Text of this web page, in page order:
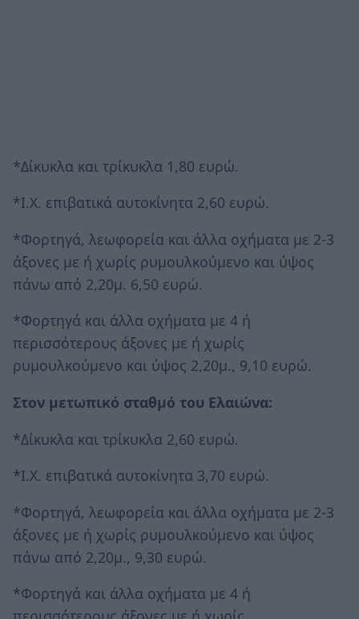
*Δίκυκλα και τρίκυκλα 1,80 ευρώ.
*Ι.Χ. επιβατικά αυτοκίνητα 2,60 ευρώ.
*Φορτηγά, λεωφορεία και άλλα οχήματα με 2-3
άξονες με ή χωρίς ρυμουλκούμενο και ύψος
πάνω από 2,20μ. 6,50 ευρώ.
*Φορτηγά και άλλα οχήματα με 4 ή
περισσότερους άξονες με ή χωρίς
ρυμουλκούμενο και ύψος 2,20μ., 9,10 ευρώ.
Στον μετωπικό σταθμό του Ελαιώνα:
*Δίκυκλα και τρίκυκλα 2,60 ευρώ.
*Ι.Χ. επιβατικά αυτοκίνητα 3,70 ευρώ.
*Φορτηγά, λεωφορεία και άλλα οχήματα με 2-3
άξονες με ή χωρίς ρυμουλκούμενο και ύψος
πάνω από 2,20μ., 9,30 ευρώ.
*Φορτηγά και άλλα οχήματα με 4 ή